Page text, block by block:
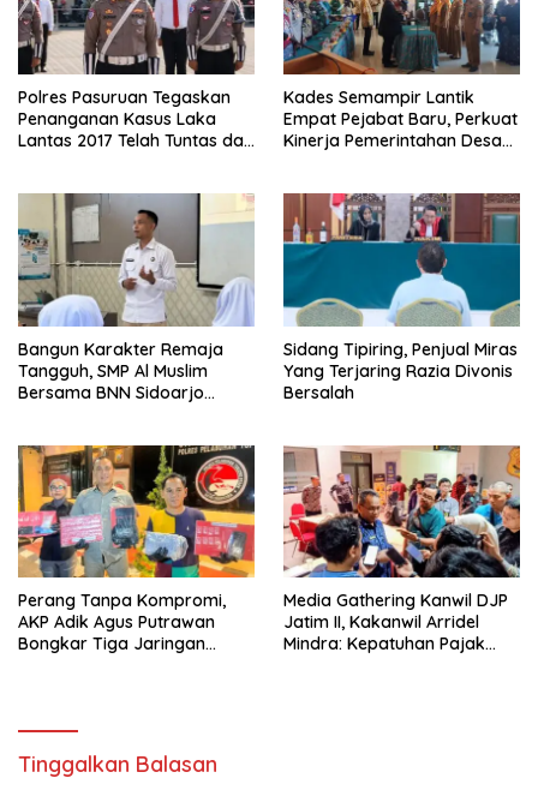
Polres Pasuruan Tegaskan
Penanganan Kasus Laka
Lantas 2017 Telah Tuntas dan
Kades Semampir Lantik
Empat Pejabat Baru, Perkuat
Kinerja Pemerintahan Desa
Bangun Karakter Remaja
Tangguh, SMP Al Muslim
Bersama BNN Sidoarjo
Sidang Tipiring, Penjual Miras
Yang Terjaring Razia Divonis
Bersalah
Perang Tanpa Kompromi,
AKP Adik Agus Putrawan
Bongkar Tiga Jaringan
Media Gathering Kanwil DJP
Jatim II, Kakanwil Arridel
Mindra: Kepatuhan Pajak
Tinggalkan Balasan